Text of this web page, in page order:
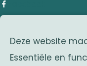
Deze website
Essentiële en
adres
Franklin
1050 Brussel